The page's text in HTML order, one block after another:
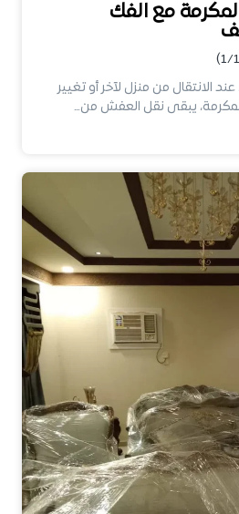
مع الفك
الانتقال من منزل لآخر أو تغيير
يبقى نقل العفش من…